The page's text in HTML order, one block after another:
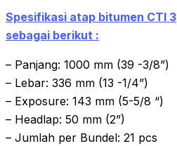
Spesifikasi atap bitumen CTI 3
sebagai berikut :
– Panjang: 1000 mm (39 -3/8”)
– Lebar: 336 mm (13 -1/4”)
– Exposure: 143 mm (5-5/8 “)
– Headlap: 50 mm (2”)
– Jumlah per Bundel: 21 pcs